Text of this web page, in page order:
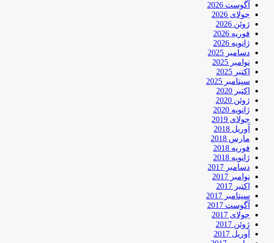
آگوست 2026
جولای 2026
ژوئن 2026
فوریه 2026
ژانویه 2026
دسامبر 2025
نوامبر 2025
اکتبر 2025
سپتامبر 2025
اکتبر 2020
ژوئن 2020
ژانویه 2020
جولای 2019
آوریل 2018
مارس 2018
فوریه 2018
ژانویه 2018
دسامبر 2017
نوامبر 2017
اکتبر 2017
سپتامبر 2017
آگوست 2017
جولای 2017
ژوئن 2017
آوریل 2017